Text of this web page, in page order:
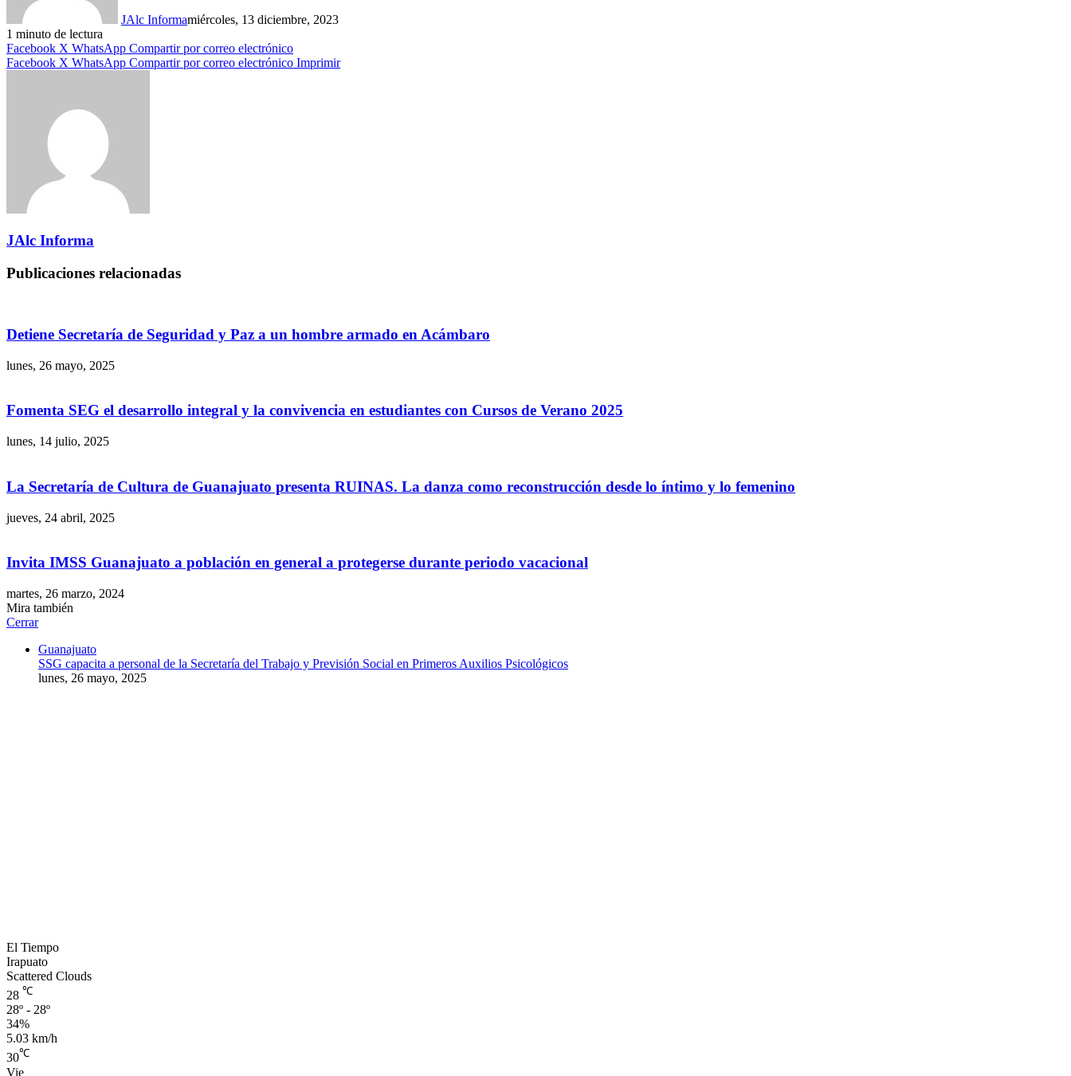
JAlc Informamiércoles, 13 diciembre, 2023
1 minuto de lectura
Facebook X WhatsApp Compartir por correo electrónico
Facebook X WhatsApp Compartir por correo electrónico Imprimir
JAlc Informa
Publicaciones relacionadas
Detiene Secretaría de Seguridad y Paz a un hombre armado en Acámbaro
lunes, 26 mayo, 2025
Fomenta SEG el desarrollo integral y la convivencia en estudiantes con Cursos de Verano 2025
lunes, 14 julio, 2025
La Secretaría de Cultura de Guanajuato presenta RUINAS. La danza como reconstrucción desde lo íntimo y lo femenino
jueves, 24 abril, 2025
Invita IMSS Guanajuato a población en general a protegerse durante periodo vacacional
martes, 26 marzo, 2024
Mira también
Cerrar
Guanajuato
SSG capacita a personal de la Secretaría del Trabajo y Previsión Social en Primeros Auxilios Psicológicos
lunes, 26 mayo, 2025
El Tiempo
Irapuato
Scattered Clouds
28 ℃
28º - 28º
34%
5.03 km/h
30℃
Vie